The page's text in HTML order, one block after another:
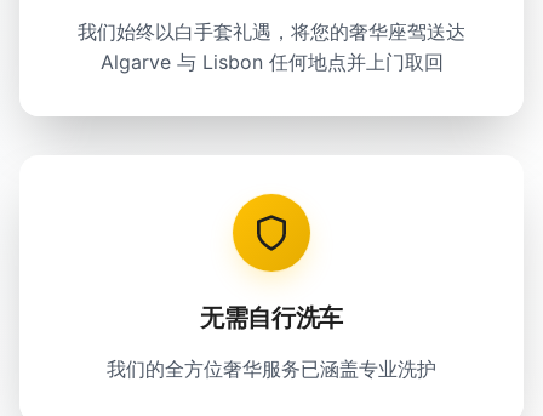
我们始终以白手套礼遇，将您的奢华座驾送达
Algarve 与 Lisbon 任何地点并上门取回
无需自行洗车
我们的全方位奢华服务已涵盖专业洗护